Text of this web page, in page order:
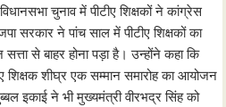
चुनाव में पीटीए शिक्षकों ने कांग्रेस
सरकार ने पांच साल में पीटीए शिक्षकों का
से बाहर होना पड़ा है। उन्होंने कहा कि
शिक्षक शीघ्र एक सम्मान समारोह का आयोजन
इकाई ने भी मुख्यमंत्री वीरभद्र सिंह को